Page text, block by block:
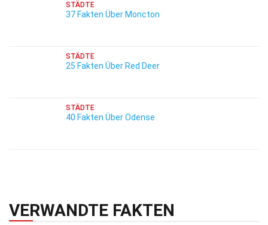
STÄDTE
37 Fakten Über Moncton
STÄDTE
25 Fakten Über Red Deer
STÄDTE
40 Fakten Über Odense
VERWANDTE FAKTEN